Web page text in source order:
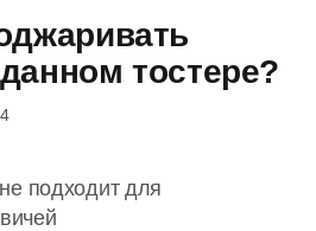
тостере?
подходит для